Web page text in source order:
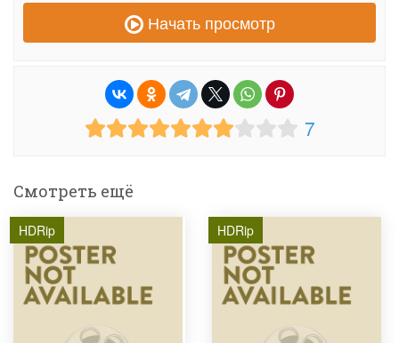
Начать просмотр
7
Смотреть ещё
HDRip HDRip